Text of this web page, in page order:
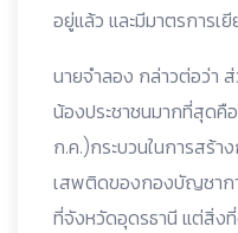
อยู่แล้ว และมีมาตรการเ
นายจำลอง กล่าวต่อว่า
น้องประชาชนมากที่สุดคื
ก.ค.)กระบวนในการสร้า
เสพติดของกองบัญชาก
ที่จังหวัดอุดรธานี แต่สิ่ง